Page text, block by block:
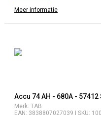
Meer informatie
Accu 74 AH - 680A - 57412
Merk: TAB
EAN: 3838807027039 | SKU: